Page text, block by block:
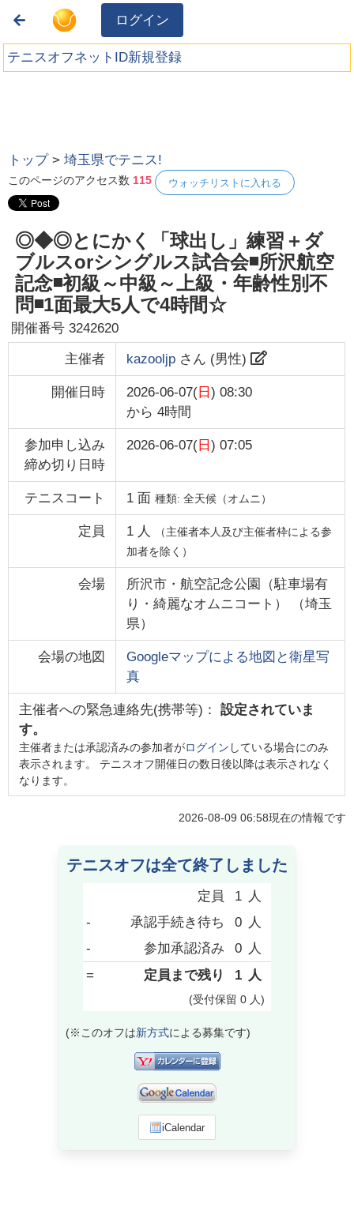
ログイン
テニスオフネットID新規登録
トップ >埼玉県でテニス!
このページのアクセス数 115 ウォッチリストに入れる
◎◆◎とにかく「球出し」練習＋ダ
ブルスorシングルス試合会◾所沢航空
記念◾初級～中級～上級・年齢性別不
問◾1面最大5人で4時間☆
開催番号3242620
主催者 kazooljpさん (男性)
開催日時 2026-06-07(日 ) 08:30
から 4時間
参加申し込み
締め切り日時
2026-06-07(日 ) 07:05
テニスコート 1面 種類: 全天候（オムニ）
定員 1 人
（主催者本人及び主催者枠による参
加者を除く）
会場
所沢市・航空記念公園（駐車場有
り・綺麗なオムニコート）
（埼玉
県）
会場の地図
Googleマップによる地図と衛星写
真
主催者への緊急連絡先(携帯等)： 設定されていま
す。
主催者または承認済みの参加者がログイン している場合にのみ
表示されます。 テニスオフ開催日の数日後以降は表示されなく
なります。
2026-08-09 06:58現在の情報です
テニスオフは全て終了しました
定員 1 人
-
承認手続き待ち 0 人
-
参加承認済み 0 人
=
定員まで残り 1 人
(受付保留 0 人)
(※このオフは新方式による募集です)
iCalendar